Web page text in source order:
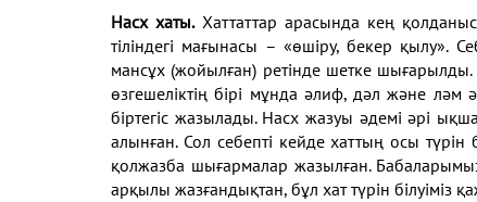
Насх хаты.Хаттаттар арасында кең
тіліндегі мағынасы – «өшіру,бекер қылу».
мансұх (жойылған) ретінде шетке шығарылды.
өзгешеліктің бірі мұнда әлиф,дәл және ләм
біртегіс жазылады. Насх жазуы әдемі әрі
алынған. Сол себепті кейдехаттың осы түрін
қолжазба шығармалар жазылған.
арқылы жазғандықтан, бұл хат түрін білуіміз